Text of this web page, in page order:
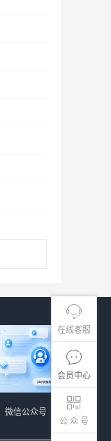
在线客服
会员中心
公 众 号
微信公众号